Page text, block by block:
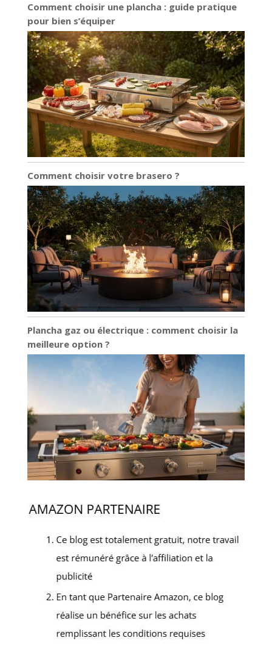
Comment choisir une plancha : guide pratique
pour bien s’équiper
Comment choisir votre brasero ?
Plancha gaz ou électrique : comment choisir la
meilleure option ?